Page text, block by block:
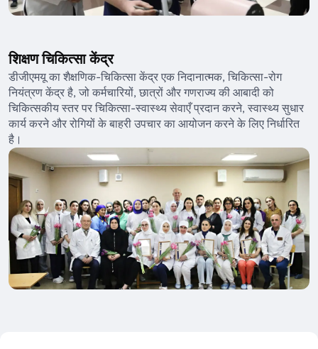
शिक्षण चिकित्सा केंद्र
डीजीएमयू का शैक्षणिक-चिकित्सा केंद्र एक निदानात्मक, चिकित्सा-रोग
नियंत्रण केंद्र है, जो कर्मचारियों, छात्रों और गणराज्य की आबादी को
चिकित्सकीय स्तर पर चिकित्सा-स्वास्थ्य सेवाएँ प्रदान करने, स्वास्थ्य सुधार
कार्य करने और रोगियों के बाहरी उपचार का आयोजन करने के लिए निर्धारित
है।